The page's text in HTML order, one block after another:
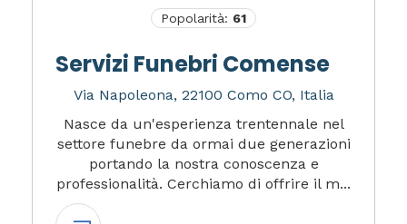
Popolarità: 61
Servizi Funebri Comense
Via Napoleona, 22100 Como CO, Italia
Nasce da un'esperienza trentennale nel
settore funebre da ormai due generazioni
portando la nostra conoscenza e
professionalità. Cerchiamo di offrire il m...